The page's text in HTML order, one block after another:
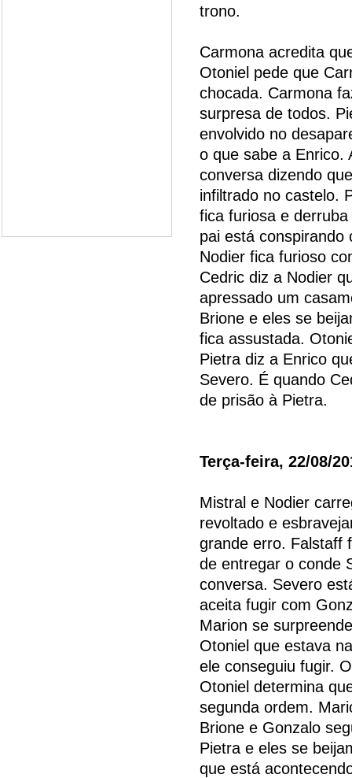
trono.
Carmona acredita
Otoniel pede que
chocada. Carmona
surpresa de todos.
envolvido no
o que sabe a Enrico.
conversa dizendo
infiltrado no castelo.
fica furiosa e
pai está
Nodier fica furioso
Cedric diz a Nodier
apressado um
Brione e eles se
fica assustada.
Pietra diz a Enrico
Severo. É quando
de prisão à Pietra.
Terça-feira, 22/08/
Mistral e Nodier
revoltado e
grande erro. Falstaff
de entregar o conde
conversa. Severo
aceita fugir com
Marion se
Otoniel que estava
ele conseguiu fugir.
Otoniel determina
segunda ordem.
Brione e Gonzalo
Pietra e eles se
que está